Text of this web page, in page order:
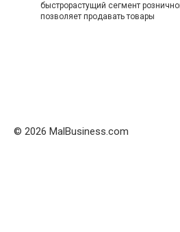
быстрорастущий сегмент
позволяет продавать товары
© 2026 MalBusiness.com